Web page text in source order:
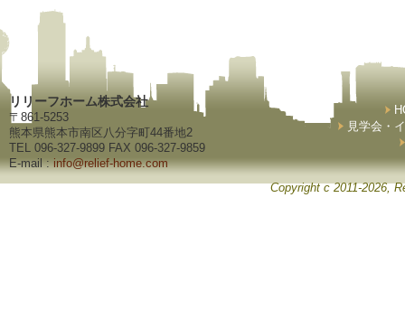
リリーフホーム株式会社
〒861-5253
熊本県熊本市南区八分字町44番地2
TEL 096-327-9899 FAX 096-327-9859
E-mail :info@relief-home.com
見学会・
Copyright c 2011-2026,